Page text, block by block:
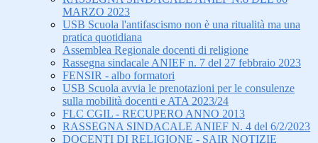
MARZO 2023
USB Scuola l'antifascismo non è una ritualità ma una
pratica quotidiana
Assemblea Regionale docenti di religione
Rassegna sindacale ANIEF n. 7 del 27 febbraio 2023
FENSIR - albo formatori
USB Scuola avvia le prenotazioni per le consulenze
sulla mobilità docenti e ATA 2023/24
FLC CGIL - RECUPERO ANNO 2013
RASSEGNA SINDACALE ANIEF N. 4 del 6/2/2023
DOCENTI DI RELIGIONE - SAIR NOTIZIE